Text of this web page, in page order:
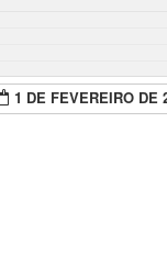
1 DE FEVEREIRO DE